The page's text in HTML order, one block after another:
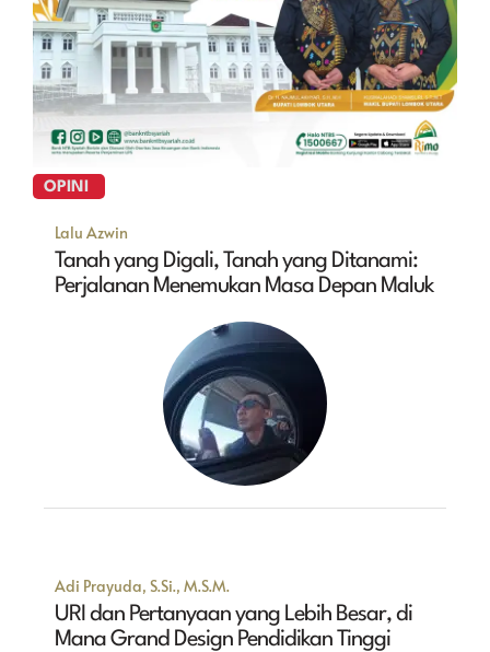
OPINI
Lalu Azwin
Tanah yang Digali, Tanah yang Ditanami:
Perjalanan Menemukan Masa Depan Maluk
Adi Prayuda, S.Si., M.S.M.
URI dan Pertanyaan yang Lebih Besar, di
Mana Grand Design Pendidikan Tinggi